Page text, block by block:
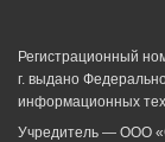
Регистрационный
г. выдано
информационных
Учредитель — ООО